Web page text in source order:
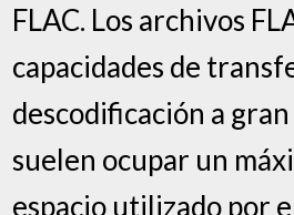
FLAC. Los archivos
capacidades de
descodificación a
suelen ocupar un
espacio utilizado por